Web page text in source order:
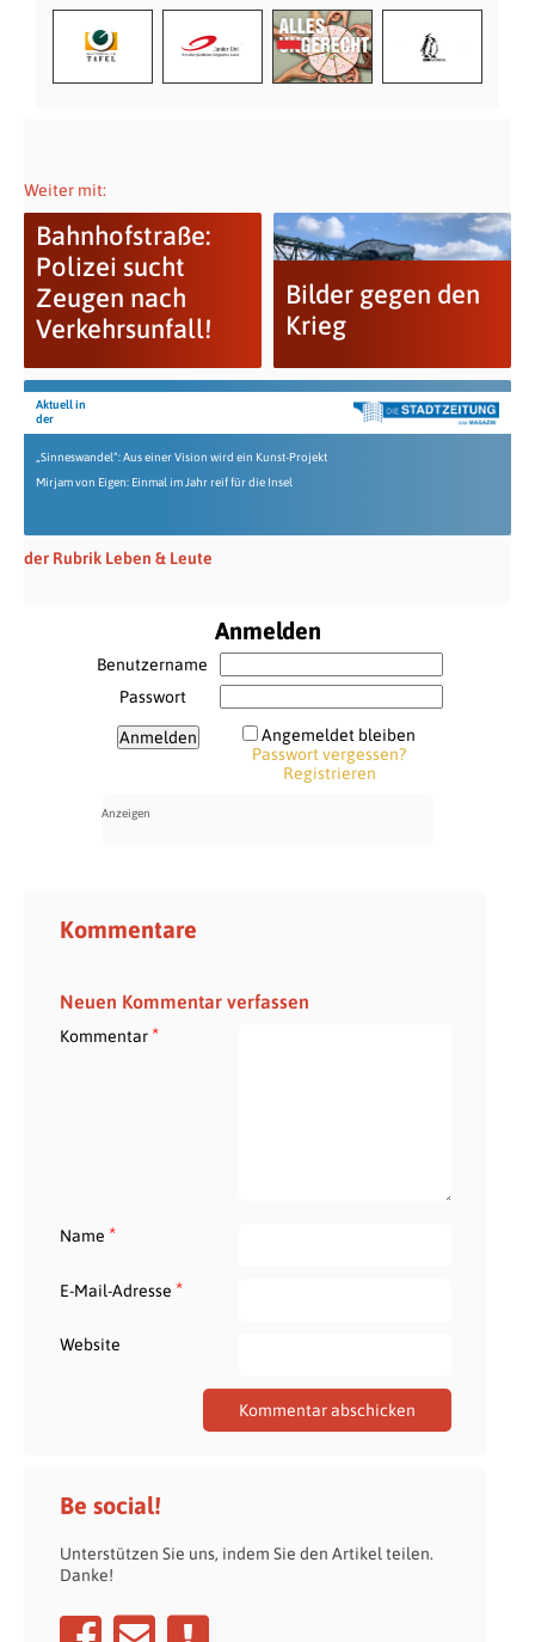
Weiter mit:
Bahnhofstraße:
Polizei sucht
Zeugen nach
Verkehrsunfall!
Bilder gegen den
Krieg
Aktuell in
der
„Sinneswandel“: Aus einer Vision wird ein Kunst-Projekt
Mirjam von Eigen: Einmal im Jahr reif für die Insel
der Rubrik Leben & Leute
Anmelden
Benutzername
Passwort
Angemeldet bleiben
Passwort vergessen?
Registrieren
Kommentare
Neuen Kommentar verfassen
Kommentar*
Name *
E-Mail-Adresse *
Website
Be social!
Unterstützen Sie uns, indem Sie den Artikel teilen.
Danke!